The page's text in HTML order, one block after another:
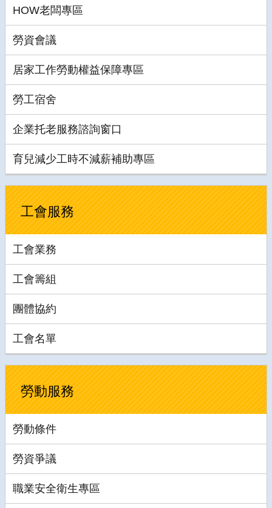
HOW老闆專區
勞資會議
居家工作勞動權益保障專區
勞工宿舍
企業托老服務諮詢窗口
育兒減少工時不減薪補助專區
工會服務
工會業務
工會籌組
團體協約
工會名單
勞動服務
勞動條件
勞資爭議
職業安全衛生專區